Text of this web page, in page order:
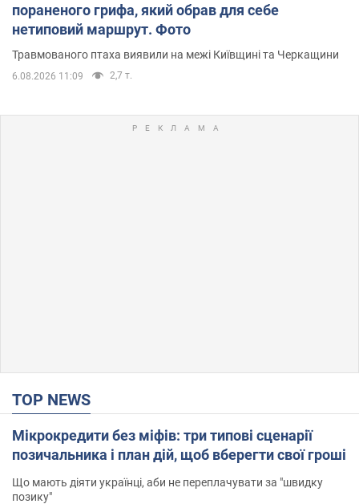
пораненого грифа, який обрав для себе
нетиповий маршрут. Фото
Травмованого птаха виявили на межі Київщині та Черкащини
6.08.2026 11:09 2,7 т.
TOP NEWS
Мікрокредити без міфів: три типові сценарії
позичальника і план дій, щоб вберегти свої гроші
Що мають діяти українці, аби не переплачувати за "швидку
позику"